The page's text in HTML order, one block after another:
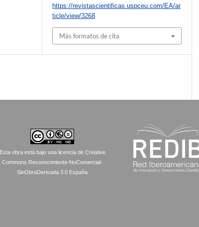
https://revistascientificas.uspceu.com/EA/ar
ticle/view/3268
Más formatos de cita
Esta obra está bajo una licencia de Creative
Commons Reconocimiento-NoComercial-
SinObraDerivada 3.0 España